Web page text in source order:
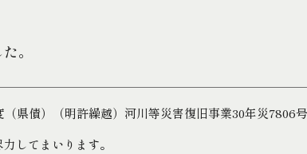
。
県債）（明許繰越）河川等災害復旧事業30年災7806
してまいります。